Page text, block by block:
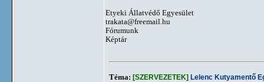
Etyeki Állatvédő Egyesület
trakata@freemail.hu
Fórumunk
Képtár
Téma: [SZERVEZETEK] Lelenc Kutyamentő